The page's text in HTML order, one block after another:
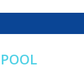
POOL